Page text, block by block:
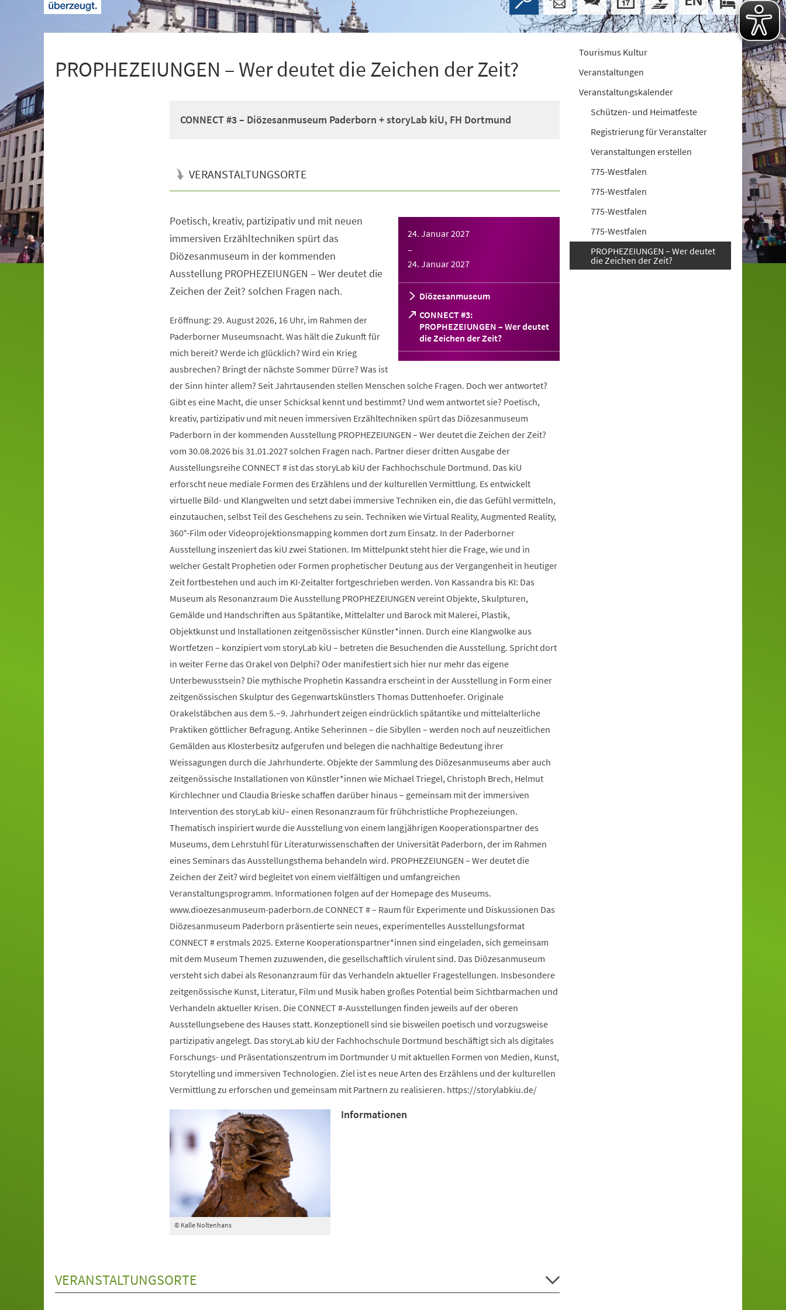
PROPHEZEIUNGEN – Wer deutet die Zeichen der Zeit?
CONNECT #3 – Diözesanmuseum Paderborn + storyLab kiU, FH Dortmund
VERANSTALTUNGSORTE
24. Januar 2027
–
24. Januar 2027
Diözesanmuseum
CONNECT #3:
PROPHEZEIUNGEN – Wer deutet
die Zeichen der Zeit?
(Öffnet
in
einem
Tab)
Poetisch, kreativ, partizipativ und mit neuen
immersiven Erzähltechniken spürt das
Diözesanmuseum in der kommenden
Ausstellung PROPHEZEIUNGEN – Wer deutet die
Zeichen der Zeit? solchen Fragen nach.
Eröffnung: 29. August 2026, 16 Uhr, im Rahmen der
Paderborner Museumsnacht. Was hält die Zukunft für
mich bereit? Werde ich glücklich? Wird ein Krieg
ausbrechen? Bringt der nächste Sommer Dürre? Was ist
der Sinn hinter allem? Seit Jahrtausenden stellen Menschen solche Fragen. Doch wer antwortet?
Gibt es eine Macht, die unser Schicksal kennt und bestimmt? Und wem antwortet sie? Poetisch,
kreativ, partizipativ und mit neuen immersiven Erzähltechniken spürt das Diözesanmuseum
Paderborn in der kommenden Ausstellung PROPHEZEIUNGEN – Wer deutet die Zeichen der Zeit?
vom 30.08.2026 bis 31.01.2027 solchen Fragen nach. Partner dieser dritten Ausgabe der
Ausstellungsreihe CONNECT # ist das storyLab kiU der Fachhochschule Dortmund. Das kiU
erforscht neue mediale Formen des Erzählens und der kulturellen Vermittlung. Es entwickelt
virtuelle Bild- und Klangwelten und setzt dabei immersive Techniken ein, die das Gefühl vermitteln,
einzutauchen, selbst Teil des Geschehens zu sein. Techniken wie Virtual Reality, Augmented Reality,
360°-Film oder Videoprojektionsmapping kommen dort zum Einsatz. In der Paderborner
Ausstellung inszeniert das kiU zwei Stationen. Im Mittelpunkt steht hier die Frage, wie und in
welcher Gestalt Prophetien oder Formen prophetischer Deutung aus der Vergangenheit in heutiger
Zeit fortbestehen und auch im KI-Zeitalter fortgeschrieben werden. Von Kassandra bis KI: Das
Museum als Resonanzraum Die Ausstellung PROPHEZEIUNGEN vereint Objekte, Skulpturen,
Gemälde und Handschriften aus Spätantike, Mittelalter und Barock mit Malerei, Plastik,
Objektkunst und Installationen zeitgenössischer Künstler*innen. Durch eine Klangwolke aus
Wortfetzen – konzipiert vom storyLab kiU – betreten die Besuchenden die Ausstellung. Spricht dort
in weiter Ferne das Orakel von Delphi? Oder manifestiert sich hier nur mehr das eigene
Unterbewusstsein? Die mythische Prophetin Kassandra erscheint in der Ausstellung in Form einer
zeitgenössischen Skulptur des Gegenwartskünstlers Thomas Duttenhoefer. Originale
Orakelstäbchen aus dem 5.–9. Jahrhundert zeigen eindrücklich spätantike und mittelalterliche
Praktiken göttlicher Befragung. Antike Seherinnen – die Sibyllen – werden noch auf neuzeitlichen
Gemälden aus Klosterbesitz aufgerufen und belegen die nachhaltige Bedeutung ihrer
Weissagungen durch die Jahrhunderte. Objekte der Sammlung des Diözesanmuseums aber auch
zeitgenössische Installationen von Künstler*innen wie Michael Triegel, Christoph Brech, Helmut
Kirchlechner und Claudia Brieske schaffen darüber hinaus – gemeinsam mit der immersiven
Intervention des storyLab kiU– einen Resonanzraum für frühchristliche Prophezeiungen.
Thematisch inspiriert wurde die Ausstellung von einem langjährigen Kooperationspartner des
Museums, dem Lehrstuhl für Literaturwissenschaften der Universität Paderborn, der im Rahmen
eines Seminars das Ausstellungsthema behandeln wird. PROPHEZEIUNGEN – Wer deutet die
Zeichen der Zeit? wird begleitet von einem vielfältigen und umfangreichen
Veranstaltungsprogramm. Informationen folgen auf der Homepage des Museums.
www.dioezesanmuseum-paderborn.de CONNECT # – Raum für Experimente und Diskussionen Das
Diözesanmuseum Paderborn präsentierte sein neues, experimentelles Ausstellungsformat
CONNECT # erstmals 2025. Externe Kooperationspartner*innen sind eingeladen, sich gemeinsam
mit dem Museum Themen zuzuwenden, die gesellschaftlich virulent sind. Das Diözesanmuseum
versteht sich dabei als Resonanzraum für das Verhandeln aktueller Fragestellungen. Insbesondere
zeitgenössische Kunst, Literatur, Film und Musik haben großes Potential beim Sichtbarmachen und
Verhandeln aktueller Krisen. Die CONNECT #-Ausstellungen finden jeweils auf der oberen
Ausstellungsebene des Hauses statt. Konzeptionell sind sie bisweilen poetisch und vorzugsweise
partizipativ angelegt. Das storyLab kiU der Fachhochschule Dortmund beschäftigt sich als digitales
Forschungs- und Präsentationszentrum im Dortmunder U mit aktuellen Formen von Medien, Kunst,
Storytelling und immersiven Technologien. Ziel ist es neue Arten des Erzählens und der kulturellen
Vermittlung zu erforschen und gemeinsam mit Partnern zu realisieren. https://storylabkiu.de/
© Kalle Noltenhans
Informationen
VERANSTALTUNGSORTE
Tourismus Kultur
Veranstaltungen
Veranstaltungskalender
Schützen- und Heimatfeste
Registrierung für Veranstalter
Veranstaltungen erstellen
775-Westfalen
775-Westfalen
775-Westfalen
775-Westfalen
PROPHEZEIUNGEN – Wer deutet
die Zeichen der Zeit?